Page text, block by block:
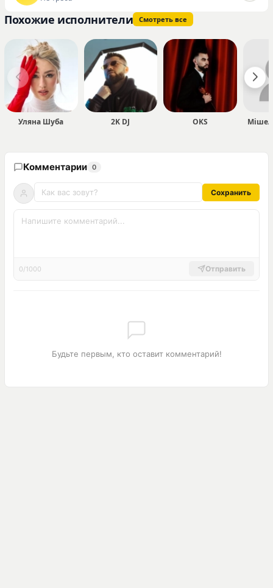
слушать и скачивать треки этого исполнителя на
Похожие исполнители Смотреть все
Уляна Шуба 2K DJ OKS
Комментарии 0
Сохранить
0/1000 Отправить
Будьте первым, кто оставит комментарий!